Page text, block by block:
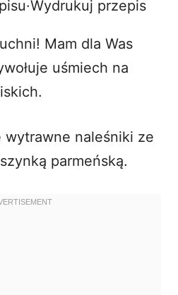
·Wydrukuj przepis
Mam dla Was
uśmiech na
wytrawne naleśniki ze
parmeńską.